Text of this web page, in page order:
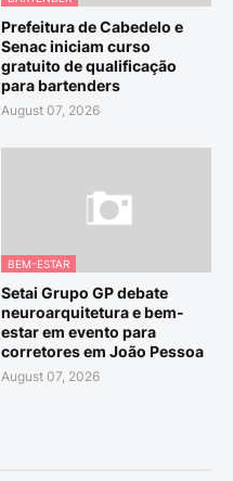
Prefeitura de Cabedelo e
Senac iniciam curso
gratuito de qualificação
para bartenders
August 07, 2026
BEM-ESTAR
Setai Grupo GP debate
neuroarquitetura e bem-
estar em evento para
corretores em João Pessoa
August 07, 2026